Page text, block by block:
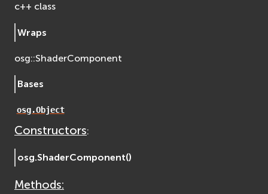
EVosgText
EVosgViewer
osgDB
osgGA
osgShadow
osgUtil
c++ class
Wraps
osg::ShaderComponent
Bases
osg.Object
Constructors:
osg.ShaderComponent()
Methods: